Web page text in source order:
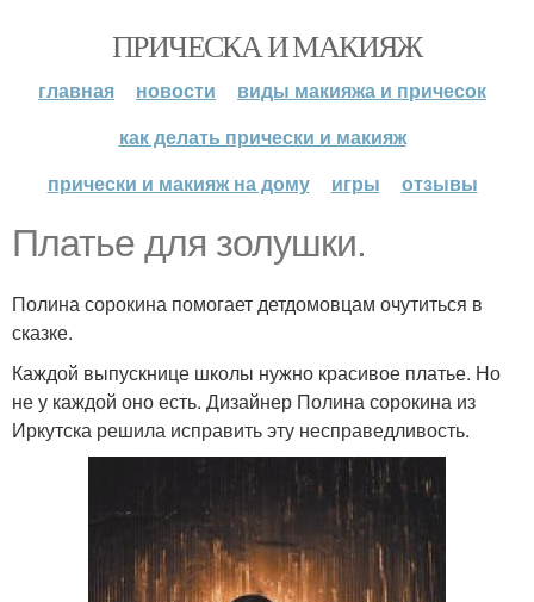
ПРИЧЕСКА И МАКИЯЖ
главная новости
виды макияжа и причесок
как делать прически и макияж
прически и макияж на дому
игры отзывы
Платье для золушки.
Полина сорокина помогает детдомовцам очутиться в
сказке.
Каждой выпускнице школы нужно красивое платье. Но
не у каждой оно есть. Дизайнер Полина сорокина из
Иркутска решила исправить эту несправедливость.